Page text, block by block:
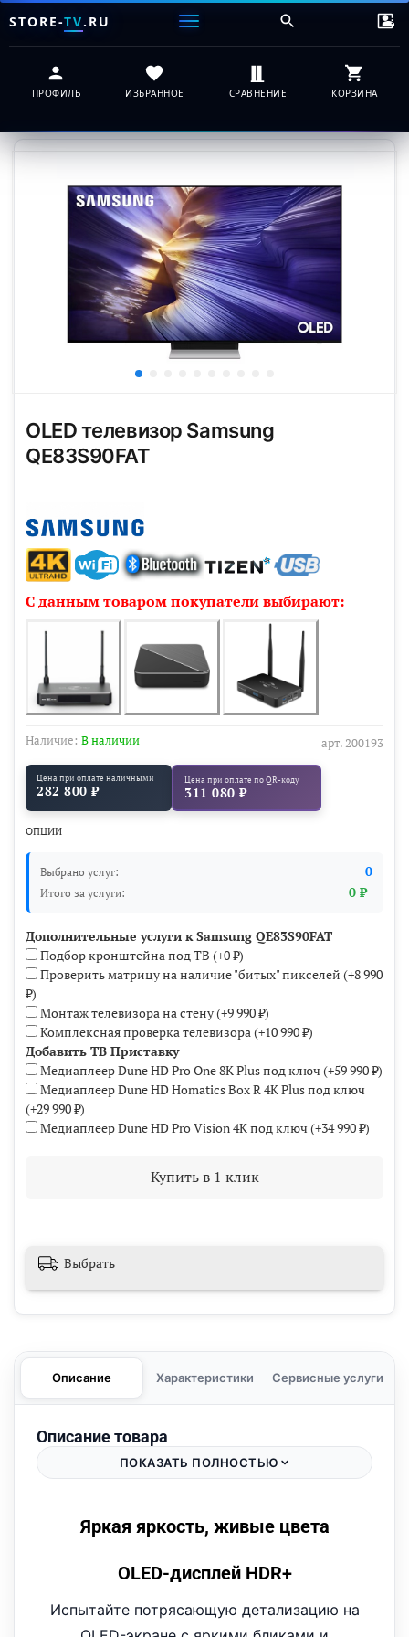
STORE-TV.RU
ПРОФИЛЬ ИЗБРАННОЕ СРАВНЕНИЕ КОРЗИНА
арт. 200193
Наличие: В наличии
OLED телевизор Samsung
QE83S90FAT
Цена при оплате наличными
282 800 ₽
Цена при оплате по QR-коду
311 080 ₽
Купить в 1 клик
ОПЦИИ
Выбрано услуг: 0
Итого за услуги: 0 ₽
Дополнительные услуги к Samsung QE83S90FAT
Подбор кронштейна под ТВ (+0 ₽)
Проверить матрицу на наличие "битых" пикселей (+8 990
₽)
Монтаж телевизора на стену(+9 990 ₽)
Комплексная проверка телевизора (+10 990 ₽)
Добавить ТВ Приставку
Медиаплеер Dune HD Pro One 8K Plus под ключ (+59 990 ₽)
Mедиаплеер Dune HD Homatics Box R 4K Plus под ключ
(+29 990 ₽)
Медиаплеер Dune HD Pro Vision 4K под ключ (+34 990 ₽)
С данным товаром покупатели выбирают:
Выбрать
Описание Характеристики Сервисные услуги
Описание товара
ПОКАЗАТЬ ПОЛНОСТЬЮ
Яркая яркость, живые цвета
OLED-дисплей HDR+
Испытайте потрясающую детализацию на